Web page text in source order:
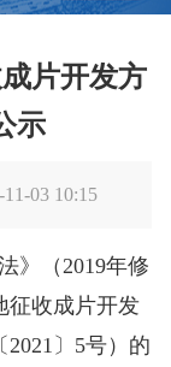
片开发方
示
11-03 10:15
（2019年修
征收成片开发
〕5号）的